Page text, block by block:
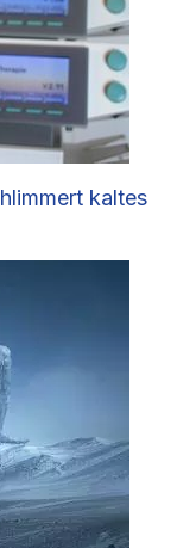
kaltes